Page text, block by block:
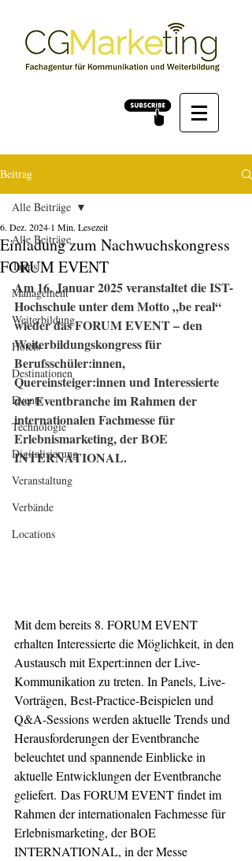
Beitrag
Alle Beiträge
Tipps
Management
Weiterbildung
Hotels
Destinationen
Events
Technologie
Digitalisierung
Veranstaltung
Verbände
Locations
Alle Beiträge
Einladung zum Nachwuchskongress
FORUM EVENT
6. Dez. 2024 1 Min. Lesezeit
Am 16. Januar 2025 veranstaltet die IST-
Hochschule unter dem Motto „be real“
wieder das FORUM EVENT – den
Weiterbildungskongress für
Berufsschüler:innen,
Quereinsteiger:innen und Interessierte
der Eventbranche im Rahmen der
internationalen Fachmesse für
Erlebnismarketing, der BOE
INTERNATIONAL.
Mit dem bereits 8. FORUM EVENT
erhalten Interessierte die Möglichkeit, in den
Austausch mit Expert:innen der Live-
Kommunikation zu treten. In Panels, Live-
Vorträgen, Best-Practice-Beispielen und
Q&A-Sessions werden aktuelle Trends und
Herausforderungen der Eventbranche
beleuchtet und spannende Einblicke in
aktuelle Entwicklungen der Eventbranche
geliefert. Das FORUM EVENT findet im
Rahmen der internationalen Fachmesse für
Erlebnismarketing, der BOE
INTERNATIONAL, in der Messe